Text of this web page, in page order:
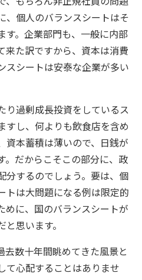
、個人のバランスシートはそ
す。企業部門も、一般に内部
来た訳ですから、資本は消費
スシートは安泰な企業が多い
り過剰成長投資をしているス
すし、何よりも飲食店を含め
資本蓄積は薄いので、日銭が
。だからこそこの部分に、政
分するのでしょう。要は、個
トは大問題になる例は限定的
めに、国のバランスシートが
思います。
去数十年間眺めてきた風景と
て心配することはありませ